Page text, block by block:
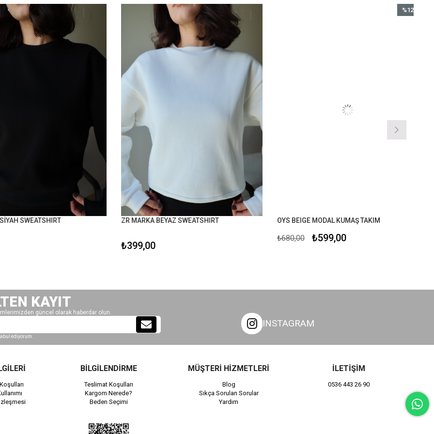
SWEATSHIRT ZR MARKA BEYAZ SWEATSHIRT
₺399,00
OYS BEIGE MODAL KUMAŞ TAKIM
₺599,00
₺680,00
%12
KAYIT
güncel olarak haberdar olun.
ediyorum.
INSTAGRAM
BİLGİLENDİRME
Teslimat Koşulları
Kargom Nerede?
Beden Seçimi
MÜŞTERİ HİZMETLERİ
Blog
Sıkça Sorulan Sorular
Yardım
İLETİŞİM
0536 443 26 90